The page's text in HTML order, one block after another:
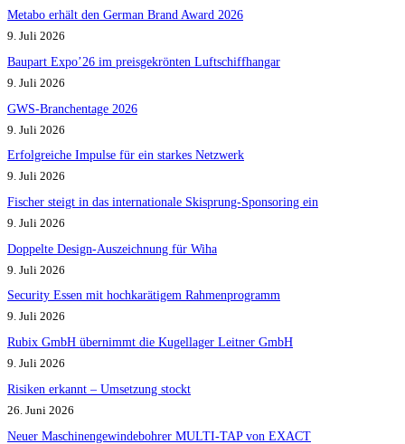
Metabo erhält den German Brand Award 2026
9. Juli 2026
Baupart Expo’26 im preisgekrönten Luftschiffhangar
9. Juli 2026
GWS-Branchentage 2026
9. Juli 2026
Erfolgreiche Impulse für ein starkes Netzwerk
9. Juli 2026
Fischer steigt in das internationale Skisprung-Sponsoring ein
9. Juli 2026
Doppelte Design-Auszeichnung für Wiha
9. Juli 2026
Security Essen mit hochkarätigem Rahmenprogramm
9. Juli 2026
Rubix GmbH übernimmt die Kugellager Leitner GmbH
9. Juli 2026
Risiken erkannt – Umsetzung stockt
26. Juni 2026
Neuer Maschinengewindebohrer MULTI-TAP von EXACT